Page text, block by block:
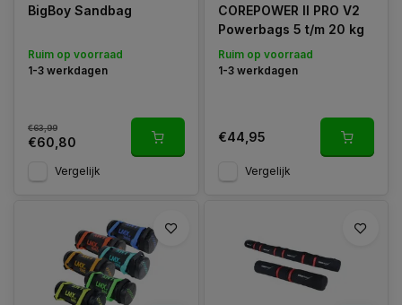
BigBoy Sandbag
Ruim op voorraad
1-3 werkdagen
€63,99
€60,80
Vergelijk
COREPOWER II PRO V2
Powerbags 5 t/m 20 kg
Ruim op voorraad
1-3 werkdagen
€44,95
Vergelijk